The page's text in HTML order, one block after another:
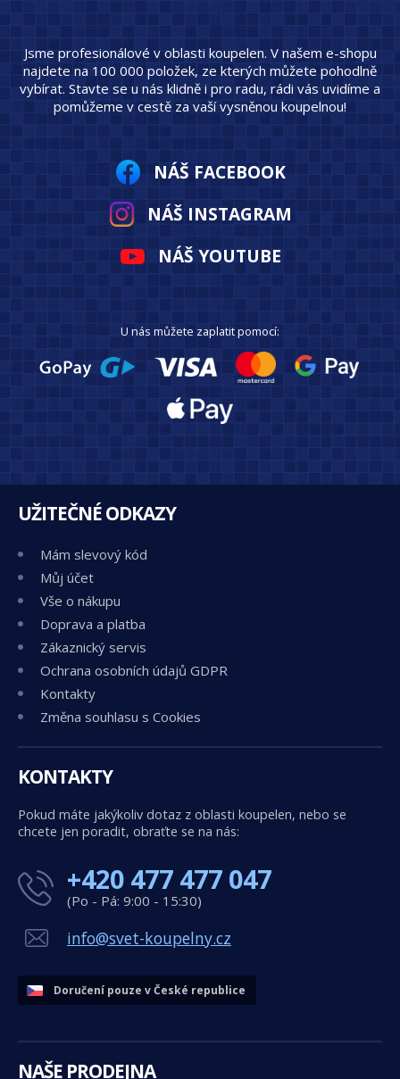
Jsme profesionálové v oblasti koupelen. V našem e-shopu
najdete na 100 000 položek, ze kterých můžete pohodlně
vybírat. Stavte se u nás klidně i pro radu, rádi vás uvidíme a
pomůžeme v cestě za vaší vysněnou koupelnou!
NÁŠ FACEBOOK
NÁŠ INSTAGRAM
NÁŠ YOUTUBE
U nás můžete zaplatit pomocí:
UŽITEČNÉ ODKAZY
Mám slevový kód
Můj účet
Vše o nákupu
Doprava a platba
Zákaznický servis
Ochrana osobních údajů GDPR
Kontakty
Změna souhlasu s Cookies
KONTAKTY
Pokud máte jakýkoliv dotaz z oblasti koupelen, nebo se
chcete jen poradit, obraťte se na nás:
+420 477 477 047
(Po - Pá: 9:00 - 15:30)
info@svet-koupelny.cz
Doručení pouze v České republice
NAŠE PRODEJNA